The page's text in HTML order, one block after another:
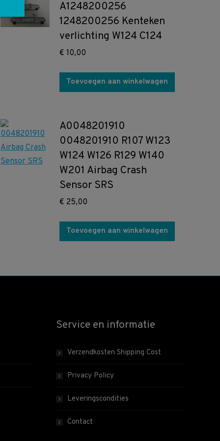
A1248200256
1248200256 Kenteken
verlichting W124 C124
€ 10,00
Toevoegen aan winkelwagen
A0048201910
0048201910 R107 W123
W124 W126 R129 W140
W201 Airbag Crash
Sensor SRS
€ 25,00
Toevoegen aan winkelwagen
Service en informatie
Verzendkosten Shipping Cost
Privacy Policy
Leveringscondities
Contact